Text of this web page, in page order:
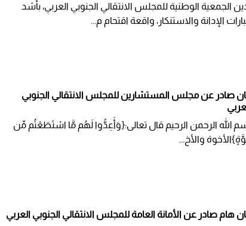
الجمعية الوطنية للمجلس الانتقالي الجنوبي العربي، بأشد
الإدانة والاستنكار، واقعة اقتحام م...
صادر عن مجلس المستشارين للمجلس الانتقالي الجنوبي
الله الرحمن الرحيم قال تعالى:{وَأَعِدُّوا لَهُم مَّا اسْتَطَعْتُم مِّن
والأخ...
هام صادر عن الأمانة العامة للمجلس الانتقالي الجنوبي العربي